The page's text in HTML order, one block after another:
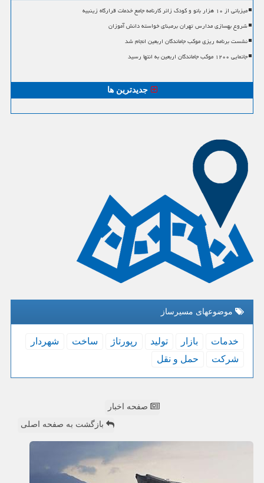
میزبانی از ۱۰ هزار بانو و کودک زائر کارنامه جامع خدمات قرارگاه زینبیه
شروع بهسازی مدارس تهران برمبنای خواسته دانش آموزان
نشست برنامه ریزی موکب جاماندگان اربعین انجام شد
جانمایی ۱۲۰۰ موکب جاماندگان اربعین به انتها رسید
جدیدترین ها
موضوعهای مسیرساز
خدمات بازار تولید رپورتاژ ساخت
شهردار
شركت
حمل و نقل
صفحه اخبار
بازگشت به صفحه اصلی